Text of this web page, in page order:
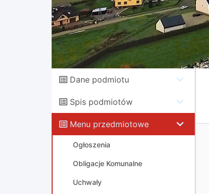
Dane podmiotu
Spis podmiotów
Menu przedmiotowe
Ogłoszenia
Obligacje Komunalne
Uchwały